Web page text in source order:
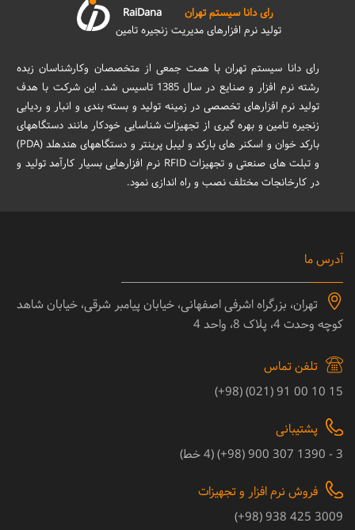
رای دانا سیستم تهران
RaiDana
تولید نرم افزارهای مدیریت زنجیره تامین
رای دانا سیستم تهران با همت جمعی از متخصصان وکارشناسان زبده
رشته نرم افزار و صنایع در سال 1385 تاسیس شد. این شرکت با هدف
تولید نرم افزارهای تخصصی در زمینه تولید و بسته بندی و انبار و ردیابی
زنجیره تامین و بهره گیری از تجهیزات شناسایی خودکار مانند دستگاههای
بارکد خوان و اسکنر های بارکد و لیبل پرینتر و دستگاههای هندهلد (PDA)
و تبلت های صنعتی و تجهیزات RFID نرم افزارهایی بسیار کارآمد تولید و
در کارخانجات مختلف نصب و راه اندازی نمود.
آدرس ما
تهران، بزرگراه اشرفی اصفهانی، خیابان پیامبر شرقی، خیابان شاهد
کوچه وحدت 4، پلاک 8، واحد 4
تلفن تماس
15 10 00 91 (021) (98+)
پشتیبانی
3 - 1390 307 900 (98+) (4 خط)
فروش نرم افزار و تجهیزات
3009 425 938 (98+)